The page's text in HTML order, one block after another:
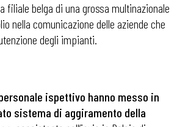
filiale belga di una grossa multinazionale
nella comunicazione delle aziende che
degli impianti.
ispettivo hanno messo in
sistema di aggiramento della